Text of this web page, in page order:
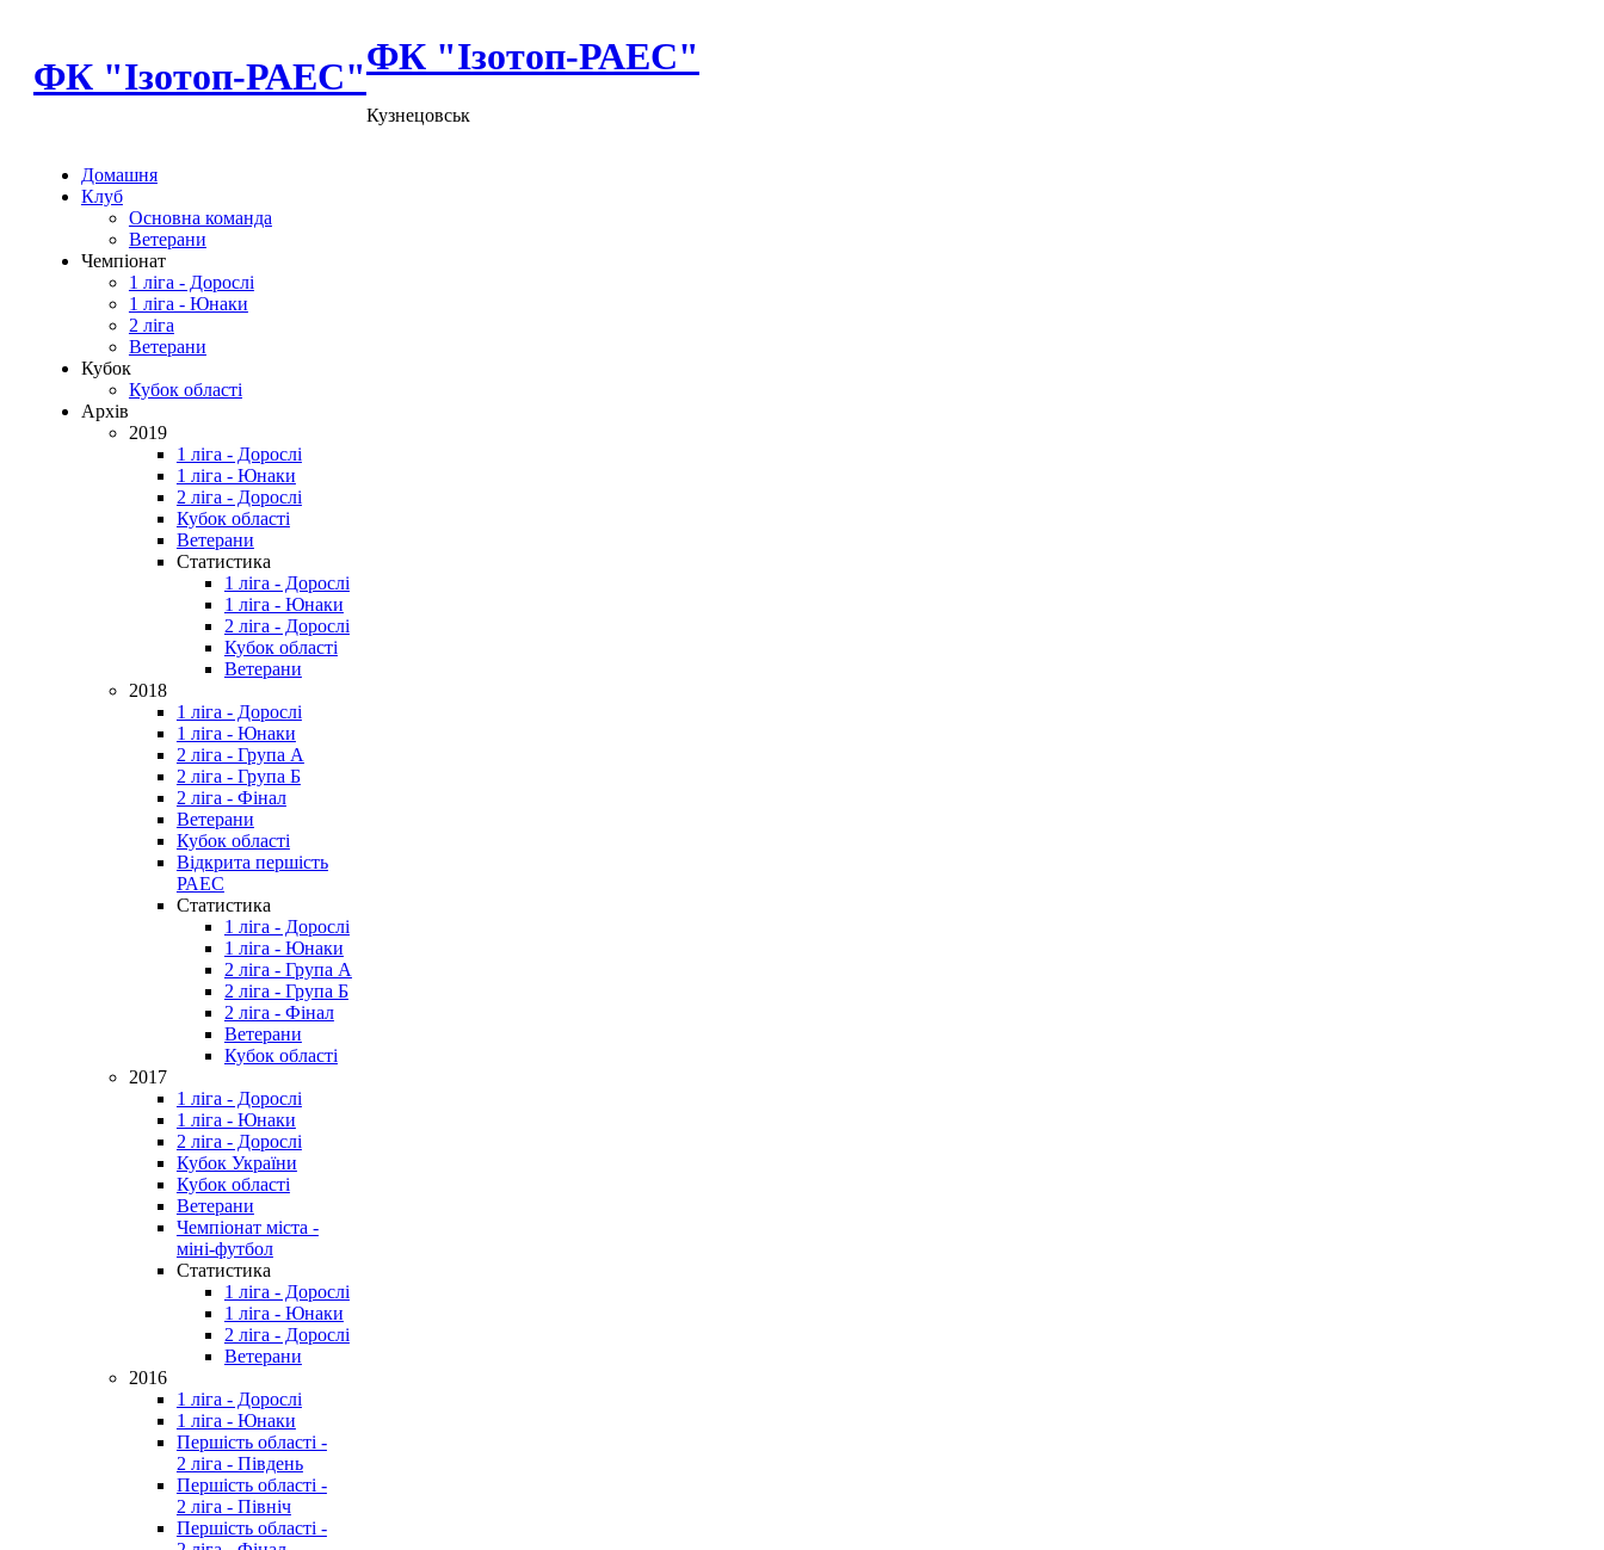
ФК "Ізотоп-РАЕС"ФК "Ізотоп-РАЕС"
Кузнецовськ
Домашня
Клуб
Основна команда
Ветерани
Чемпіонат
1 ліга - Дорослі
1 ліга - Юнаки
2 ліга
Ветерани
Кубок
Кубок області
Архів
2019
1 ліга - Дорослі
1 ліга - Юнаки
2 ліга - Дорослі
Кубок області
Ветерани
Статистика
1 ліга - Дорослі
1 ліга - Юнаки
2 ліга - Дорослі
Кубок області
Ветерани
2018
1 ліга - Дорослі
1 ліга - Юнаки
2 ліга - Група А
2 ліга - Група Б
2 ліга - Фінал
Ветерани
Кубок області
Відкрита першість
РАЕС
Статистика
1 ліга - Дорослі
1 ліга - Юнаки
2 ліга - Група А
2 ліга - Група Б
2 ліга - Фінал
Ветерани
Кубок області
2017
1 ліга - Дорослі
1 ліга - Юнаки
2 ліга - Дорослі
Кубок України
Кубок області
Ветерани
Чемпіонат міста -
міні-футбол
Статистика
1 ліга - Дорослі
1 ліга - Юнаки
2 ліга - Дорослі
Ветерани
2016
1 ліга - Дорослі
1 ліга - Юнаки
Першість області -
2 ліга - Південь
Першість області -
2 ліга - Північ
Першість області -